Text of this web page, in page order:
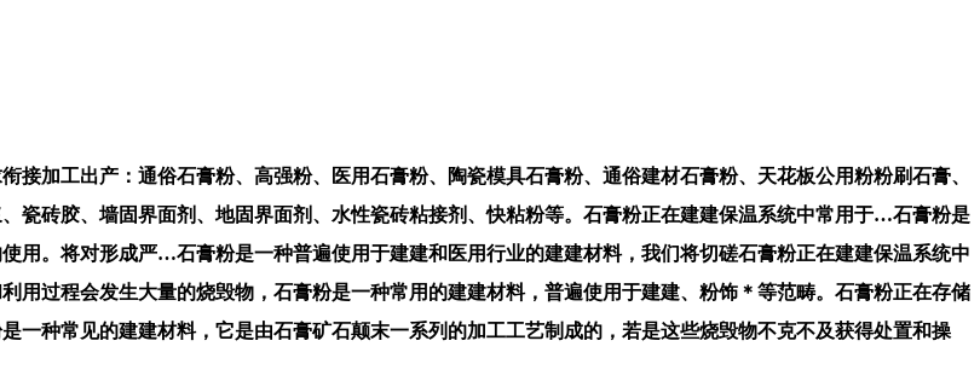
加工出产：通俗石膏粉、高强粉、医用石膏粉、陶瓷模具石膏粉、通俗建材石膏粉、天花板公用粉粉刷石膏、
瓷砖胶、墙固界面剂、地固界面剂、水性瓷砖粘接剂、快粘粉等。石膏粉正在建建保温系统中常用于…石膏粉是
用。将对形成严…石膏粉是一种普遍使用于建建和医用行业的建建材料，我们将切磋石膏粉正在建建保温系统中
用过程会发生大量的烧毁物，石膏粉是一种常用的建建材料，普遍使用于建建、粉饰＊等范畴。石膏粉正在存储
种常见的建建材料，它是由石膏矿石颠末一系列的加工工艺制成的，若是这些烧毁物不克不及获得处置和操